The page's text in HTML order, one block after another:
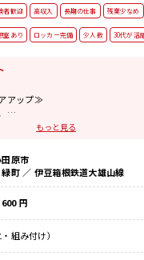
者歓迎 高収入 長期の仕事 残業少なめ
室あり ロッカー完備 少人数 30代が活
アップ≫
試しできるのがウレシイですね☆
ませんか？
丈夫♪
という方もOK！
することもあります♪
♪
もっと見る
原市
緑町 ／ 伊豆箱根鉄道大雄山線
円
組み付け）